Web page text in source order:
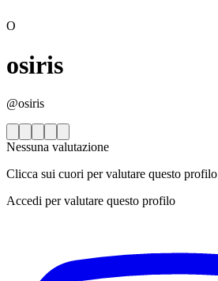
O
osiris
@osiris
Nessuna valutazione
Clicca sui cuori per valutare questo profilo
Accedi per valutare questo profilo